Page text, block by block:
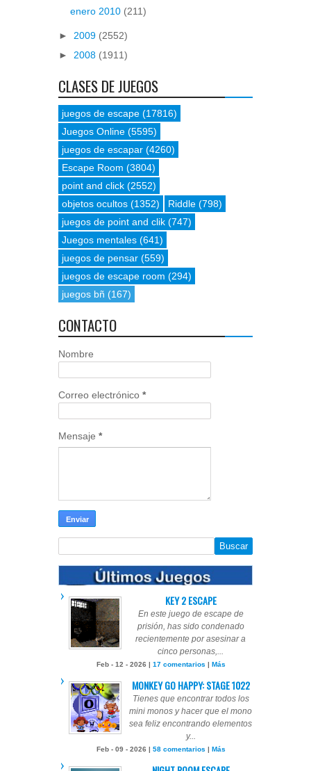
enero 2010 (211)
► 2009 (2552)
► 2008 (1911)
CLASES DE JUEGOS
juegos de escape (17816)
Juegos Online (5595)
juegos de escapar (4260)
Escape Room (3804)
point and click (2552)
objetos ocultos (1352) Riddle (798)
juegos de point and clik (747)
Juegos mentales (641)
juegos de pensar (559)
juegos de escape room (294)
juegos bñ (167)
CONTACTO
Nombre
Correo electrónico *
Mensaje *
KEY 2 ESCAPE
En este juego de escape de
prisión, has sido condenado
recientemente por asesinar a
cinco personas,...
Feb - 12 - 2026 | 17 comentarios | Más
MONKEY GO HAPPY: STAGE 1022
Tienes que encontrar todos los
mini monos y hacer que el mono
sea feliz encontrando elementos
y...
Feb - 09 - 2026 | 58 comentarios | Más